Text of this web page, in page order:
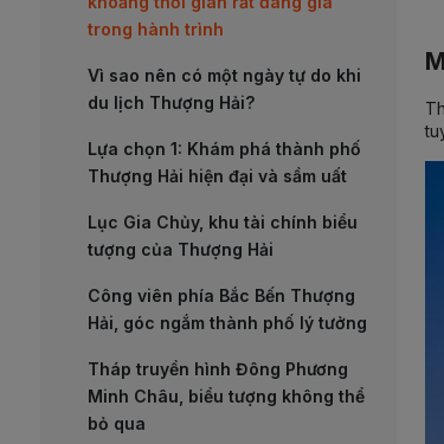
trong hành trình
Vì sao nên có một ngày tự do khi
du lịch Thượng Hải?
Lựa chọn 1: Khám phá thành phố
Thượng Hải hiện đại và sầm uất
Lục Gia Chủy, khu tài chính biểu
tượng của Thượng Hải
Công viên phía Bắc Bến Thượng
Hải, góc ngắm thành phố lý tưởng
Tháp truyền hình Đông Phương
Minh Châu, biểu tượng không thể
bỏ qua